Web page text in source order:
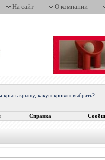
На сайт О компании
крыть крышу, какую кровлю выбрать?
Справка